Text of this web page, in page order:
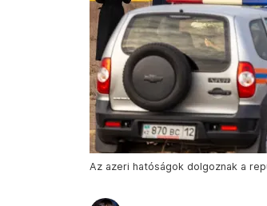
Az azeri hatóságok dolgoznak a